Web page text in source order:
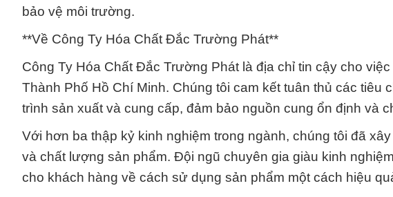
bảo vệ môi trường.
**Về Công Ty Hóa Chất Đắc Trường Phát**
Công Ty Hóa Chất Đắc Trường Phát là địa chỉ tin cậy cho
Thành Phố Hồ Chí Minh. Chúng tôi cam kết tuân thủ các tiêu
trình sản xuất và cung cấp, đảm bảo nguồn cung ổn định và
Với hơn ba thập kỷ kinh nghiệm trong ngành, chúng tôi đã
và chất lượng sản phẩm. Đội ngũ chuyên gia giàu kinh
cho khách hàng về cách sử dụng sản phẩm một cách hiệu